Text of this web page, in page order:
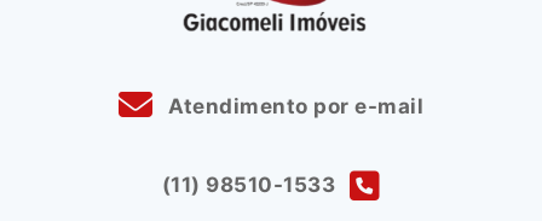
Atendimento por e-mail
(11) 98510-1533